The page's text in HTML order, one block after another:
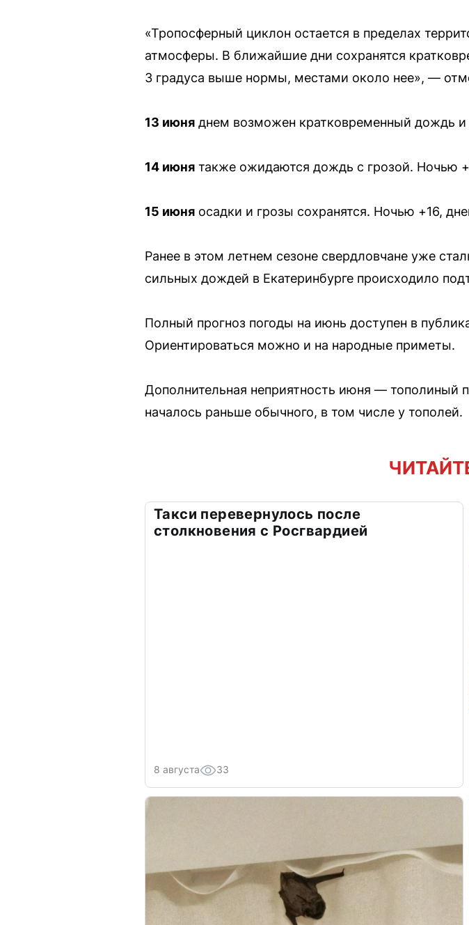
«Тропосферный циклон остается в пределах
атмосферы. В ближайшие дни сохранятся
3 градуса выше нормы, местами около нее», —
13 июня днем возможен кратковременный дождь и
14 июня также ожидаются дождь с грозой. Ночью
15 июня осадки и грозы сохранятся. Ночью +16,
Ранее в этом летнем сезоне свердловчане уже
сильных дождей в Екатеринбурге происходило
Полный прогноз погоды на июнь доступен в
Ориентироваться можно и на народные приметы.
Дополнительная неприятность июня — тополиный
началось раньше обычного, в том числе у тополей.
Такси перевернулось после
столкновения с Росгвардией
8 августа 33